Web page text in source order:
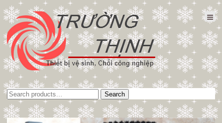
Tìm
kiếm:
Search